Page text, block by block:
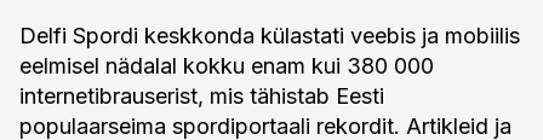
Delfi Spordi keskkonda külastati veebis ja mobiilis
eelmisel nädalal kokku enam kui 380 000
internetibrauserist, mis tähistab Eesti
populaarseima spordiportaali rekordit. Artikleid ja